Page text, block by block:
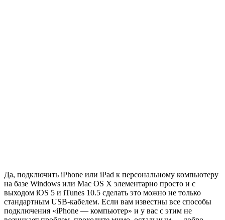
Да, подключить iPhone или iPad к персональному компьютеру
на базе Windows или Mac OS X элементарно просто и с
выходом iOS 5 и iTunes 10.5 сделать это можно не только
стандартным USB-кабелем. Если вам известны все способы
подключения «iPhone — компьютер» и у вас с этим не